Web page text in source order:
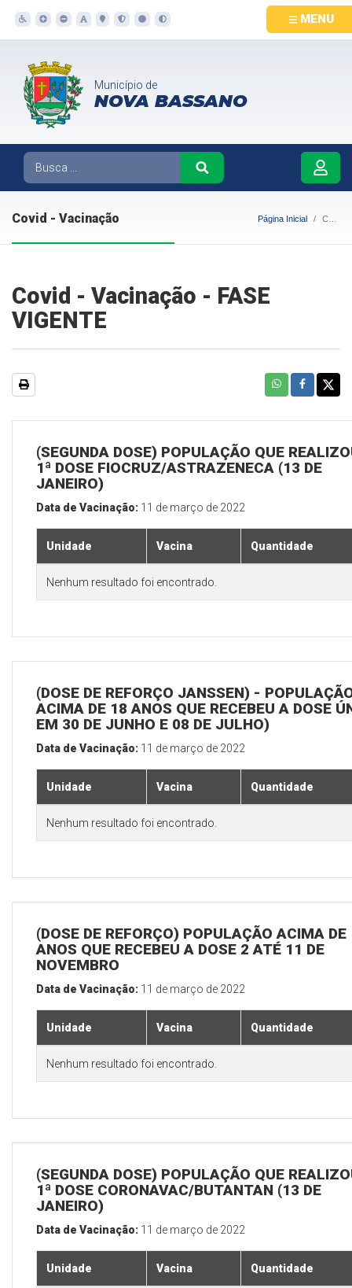
MENU
Município de
NOVA BASSANO
Covid - Vacinação Página Inicial Covid - Vacinação
Covid - Vacinação - FASE
VIGENTE
(SEGUNDA DOSE) POPULAÇÃO QUE
1ª DOSE FIOCRUZ/ASTRAZENECA (13 DE
JANEIRO)
Data de Vacinação: 11 de março de 2022
Unidade Vacina Quantidade
Nenhum resultado foi encontrado.
(DOSE DE REFORÇO JANSSEN) -
ACIMA DE 18 ANOS QUE RECEBEU A DOSE
EM 30 DE JUNHO E 08 DE JULHO)
Data de Vacinação: 11 de março de 2022
Unidade Vacina Quantidade
Nenhum resultado foi encontrado.
(DOSE DE REFORÇO) POPULAÇÃO ACIMA DE
ANOS QUE RECEBEU A DOSE 2 ATÉ 11 DE
NOVEMBRO
Data de Vacinação: 11 de março de 2022
Unidade Vacina Quantidade
Nenhum resultado foi encontrado.
(SEGUNDA DOSE) POPULAÇÃO QUE
1ª DOSE CORONAVAC/BUTANTAN (13 DE
JANEIRO)
Data de Vacinação: 11 de março de 2022
Unidade Vacina Quantidade